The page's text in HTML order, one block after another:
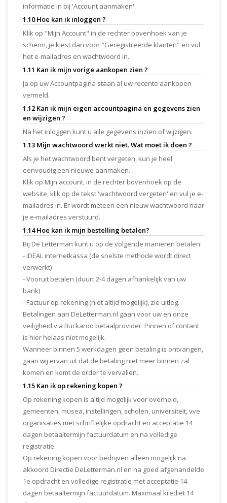
informatie in bij 'Account aanmaken'.
1.10 Hoe kan ik inloggen ?
Klik op "Mijn Account" in de rechter bovenhoek van je
scherm, je kiest dan voor "Geregistreerde klanten" en vul
het e-mailadres en wachtwoord in.
1.11 Kan ik mijn vorige aankopen zien ?
Ja op uw Accountpagina staan al uw recente aankopen
vermeld.
1.12 Kan ik mijn eigen accountpagina en gegevens zien
en wijzigen ?
Na het inloggen kunt u alle gegevens inzien of wijzigen.
1.13 Mijn wachtwoord werkt niet. Wat moet ik doen ?
Als je het wachtwoord bent vergeten, kun je heel
eenvoudig een nieuwe aanmaken.
Klik op Mijn account, in de rechter bovenhoek op de
website, klik op de tekst 'wachtwoord vergeten' en vul je e-
mailadres in. Er wordt meteen een nieuw wachtwoord naar
je e-mailadres verstuurd.
1.14 Hoe kan ik mijn bestelling betalen?
Bij De Letterman kunt u op de volgende manieren betalen:
- iDEAL internetkassa (de snelste methode wordt direct
verwerkt)
- Vooruit betalen (duurt 2-4 dagen afhankelijk van uw
bank)
- Factuur op rekening (niet altijd mogelijk), zie uitleg.
Betalingen aan DeLetterman.nl gaan voor uw en onze
veiligheid via Buckaroo betaalprovider. Pinnen of contant
is hier helaas niet mogelijk.
Wanneer binnen 5 werkdagen geen betaling is ontvangen,
gaan wij ervan uit dat de betaling niet meer binnen zal
komen en komt de order te vervallen.
1.15 Kan ik op rekening kopen ?
Op rekening kopen is altijd mogelijk voor overheid,
gemeenten, musea, instellingen, scholen, universiteit, vve
organisaties met schriftelijke opdracht en acceptatie 14
dagen betaaltermijn factuurdatum en na volledige
registratie.
Op rekening kopen voor bedrijven alleen mogelijk na
akkoord Directie DeLetterman.nl en na goed afgehandelde
1e opdracht en volledige registratie met acceptatie 14
dagen betaaltermijn factuurdatum. Maximaal krediet 14